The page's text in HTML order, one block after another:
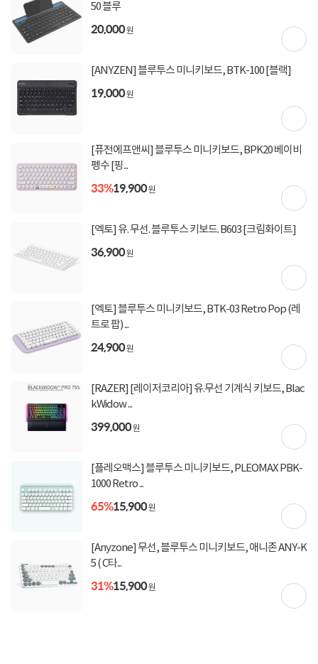
50 블루
20,000원
[ANYZEN] 블루투스 미니키보드, BTK-100 [블랙]
19,000원
[퓨전에프앤씨] 블루투스 미니키보드, BPK20 베이비
펭수 [핑...
33%19,900원
[엑토] 유. 무선. 블루투스 키보드. B603 [크림화이트]
36,900원
[엑토] 블루투스 미니키보드, BTK-03 Retro Pop (레
트로 팝) ...
24,900원
[RAZER] [레이저코리아] 유.무선 기계식 키보드, Blac
kWidow ...
399,000원
[플레오맥스] 블루투스 미니키보드, PLEOMAX PBK-
1000 Retro ...
65%15,900원
[Anyzone] 무선, 블루투스 미니키보드, 애니존 ANY-K
5 ( C타...
31%15,900원
상세정보 펼쳐보기